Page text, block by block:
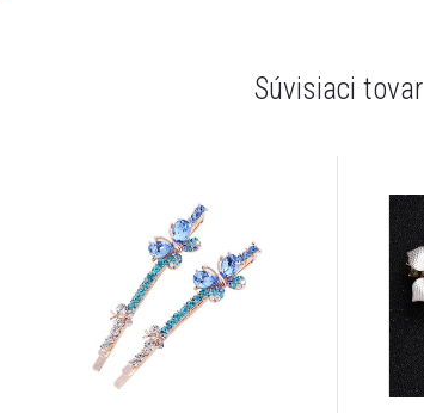
Súvisiaci tovar